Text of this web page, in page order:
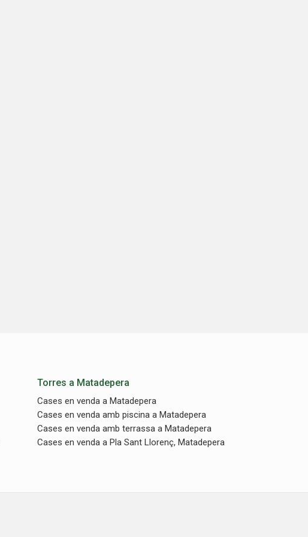
Torres a Matadepera
Cases en venda a Matadepera
Cases en venda amb piscina a Matadepera
Cases en venda amb terrassa a Matadepera
Cases en venda a Pla Sant Llorenç, Matadepera